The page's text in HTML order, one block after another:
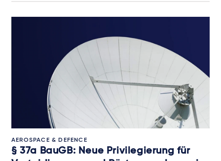
AEROSPACE & DEFENCE
§ 37a BauGB: Neue Privilegierung für